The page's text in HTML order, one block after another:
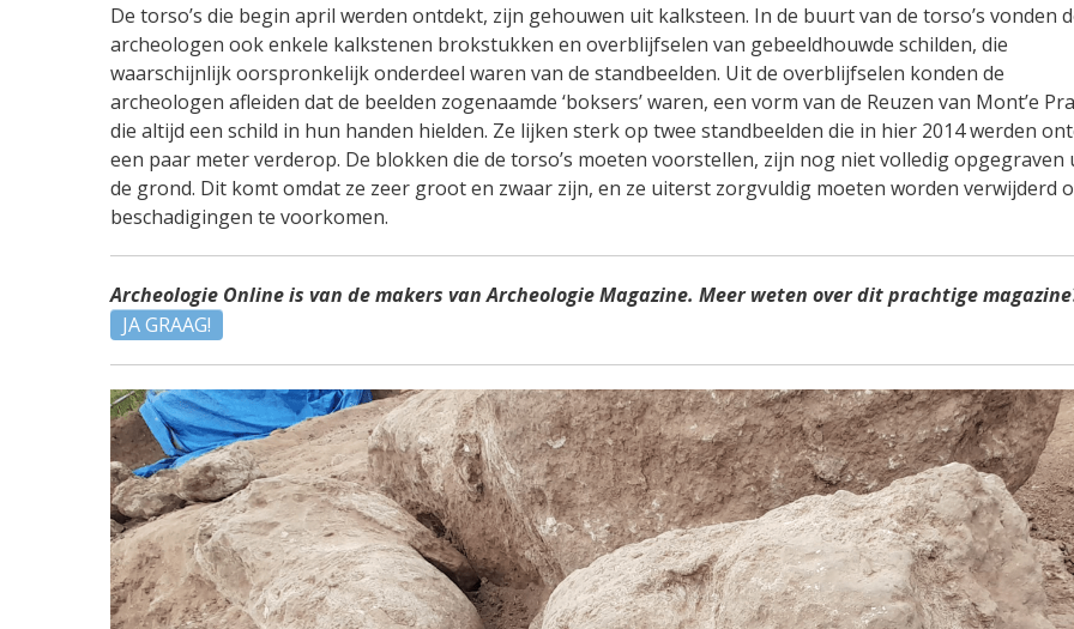
De torso’s die begin april werden ontdekt, zijn gehouwen uit kalksteen. In de buurt van de torso’s vonden
archeologen ook enkele kalkstenen brokstukken en overblijfselen van gebeeldhouwde schilden, die
waarschijnlijk oorspronkelijk onderdeel waren van de standbeelden. Uit de overblijfselen konden de
archeologen afleiden dat de beelden zogenaamde ‘boksers’ waren, een vorm van de Reuzen van Mont’e
die altijd een schild in hun handen hielden. Ze lijken sterk op twee standbeelden die in hier 2014 werden
een paar meter verderop. De blokken die de torso’s moeten voorstellen, zijn nog niet volledig opgegraven
de grond. Dit komt omdat ze zeer groot en zwaar zijn, en ze uiterst zorgvuldig moeten worden verwijderd
beschadigingen te voorkomen.
Archeologie Online is van de makers van Archeologie Magazine. Meer weten over dit prachtige
JA GRAAG!